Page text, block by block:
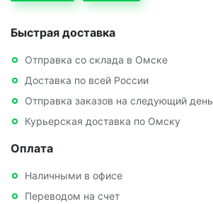
Быстрая доставка
Отправка со склада в Омске
Доставка по всей России
Отправка заказов на следующий день
Курьерская доставка по Омску
Оплата
Наличными в офисе
Переводом на счет